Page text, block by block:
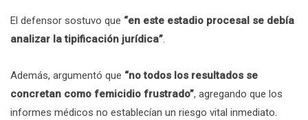
El defensor sostuvo que “en este estadio procesal se debía
analizar la tipificación jurídica”.
Además, argumentó que “no todos los resultados se
concretan como femicidio frustrado”, agregando que los
informes médicos no establecían un riesgo vital inmediato.